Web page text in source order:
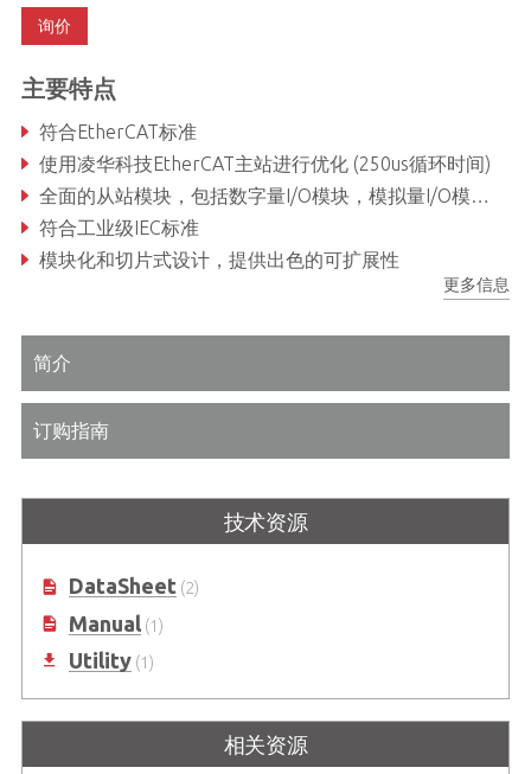
询价
主要特点
符合EtherCAT标准
使用凌华科技EtherCAT主站进行优化 (250us循环时间)
全面的从站模块，包括数字量I/O模块，模拟量I/O模块， 耦合器模块，电源模块和终端模块
符合工业级IEC标准
模块化和切片式设计，提供出色的可扩展性
更多信息
简介
订购指南
技术资源
DataSheet(2)
Manual(1)
Utility(1)
相关资源